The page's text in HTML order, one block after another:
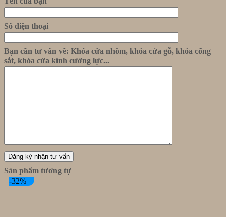
Số điện thoại
Bạn cần tư vấn về: Khóa cửa nhôm, khóa cửa gỗ, khóa cổng
sắt, khóa cửa kính cường lực...
Sản phẩm tương tự
-32%